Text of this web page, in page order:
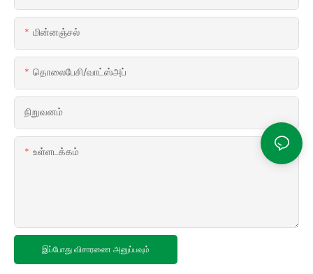
மின்னஞ்சல்
தொலைபேசி/வாட்ஸ்அப்
நிறுவனம்
உள்ளடக்கம்
இப்போது விசாரணை அனுப்பவும்